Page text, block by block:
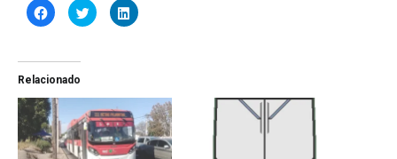
Haz
clic
Facebook
abre
en
una
ventana
nueva)
Haz
clic
en
una
ventana
nueva)
Haz
clic
en
ventana
nueva)
Relacionado